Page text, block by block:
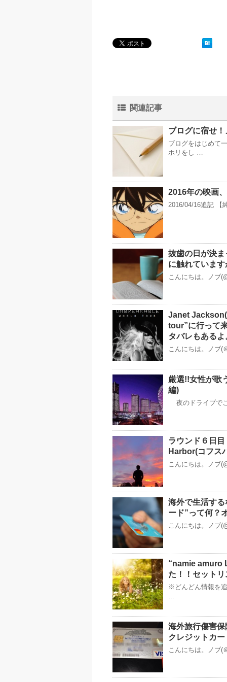
関連記事
ブログに宿せ
ブログをはじめて
ホリをし …
2016年の映画
2016/04/16追記 【
抜歯の日が決
に触れていま
こんにちは。ノブ
Janet
tour”に行って
タバレもある
こんにちは。ノブ(
厳選!!女性が歌
編)
夜のドライブで
ラウンド６日
Harbor(コフス
こんにちは。ノブ
海外で生活す
ード”って何？
こんにちは。ノブ
“namie amuro
た！！セット
※どんどん情報を
…
海外旅行傷害
クレジットカー
こんにちは。ノブ(